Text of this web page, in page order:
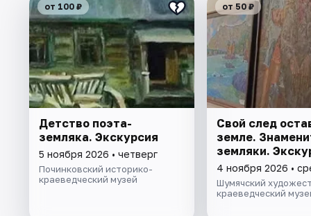
от 100 ₽
Детство поэта-
земляка. Экскурсия
5 ноября 2026 • четверг
Починковский историко-
краеведческий музей
от 50 ₽
Свой след
земле.
земляки.
4 ноября 2026 •
Шумячский
краеведческий